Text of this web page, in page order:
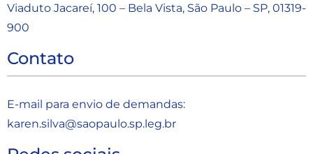
Viaduto Jacareí, 100 – Bela Vista, São Paulo – SP, 01319-
900
Contato
E-mail para envio de demandas:
karen.silva@saopaulo.sp.leg.br